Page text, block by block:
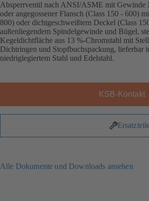
Absperrventil nach ANSI/ASME mit Gewinde
oder angegossener Flansch (Class 150 - 600)
800) oder dichtgeschweißtem Deckel (Class
außenliegendem Spindelgewinde und Bügel,
Kegeldichtfläche aus 13 %-Chromstahl mit
Dichtringen und Stopfbuchspackung, lieferbar
niedriglegiertem Stahl und Edelstahl.
KSB-Kontakt
Alle Dokumente und Downloads ansehen